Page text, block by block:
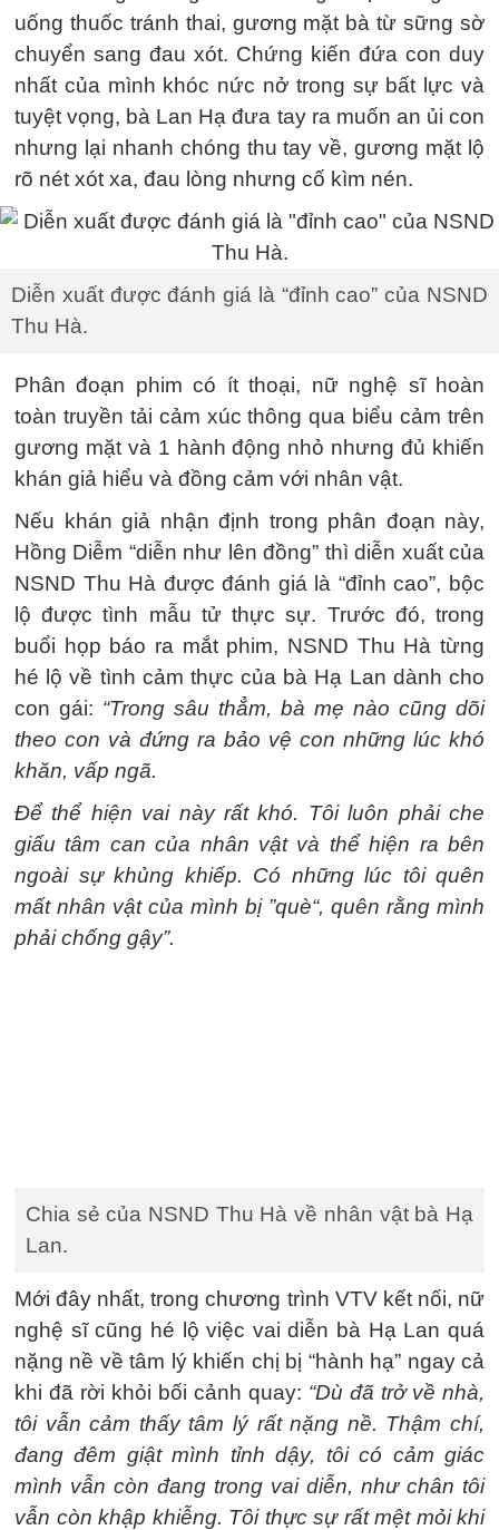
uống thuốc tránh thai, gương mặt bà từ sững sờ
chuyển sang đau xót. Chứng kiến đứa con duy
nhất của mình khóc nức nở trong sự bất lực và
tuyệt vọng, bà Lan Hạ đưa tay ra muốn an ủi con
nhưng lại nhanh chóng thu tay về, gương mặt lộ
rõ nét xót xa, đau lòng nhưng cố kìm nén.
Diễn xuất được đánh giá là “đỉnh cao” của NSND
Thu Hà.
Phân đoạn phim có ít thoại, nữ nghệ sĩ hoàn
toàn truyền tải cảm xúc thông qua biểu cảm trên
gương mặt và 1 hành động nhỏ nhưng đủ khiến
khán giả hiểu và đồng cảm với nhân vật.
Nếu khán giả nhận định trong phân đoạn này,
Hồng Diễm “diễn như lên đồng” thì diễn xuất của
NSND Thu Hà được đánh giá là “đỉnh cao”, bộc
lộ được tình mẫu tử thực sự. Trước đó, trong
buổi họp báo ra mắt phim, NSND Thu Hà từng
hé lộ về tình cảm thực của bà Hạ Lan dành cho
con gái: “Trong sâu thẳm, bà mẹ nào cũng dõi
theo con và đứng ra bảo vệ con những lúc khó
khăn, vấp ngã.
Để thể hiện vai này rất khó. Tôi luôn phải che
giấu tâm can của nhân vật và thể hiện ra bên
ngoài sự khủng khiếp. Có những lúc tôi quên
mất nhân vật của mình bị ”què“, quên rằng mình
phải chống gậy”.
Chia sẻ của NSND Thu Hà về nhân vật bà Hạ
Lan.
Mới đây nhất, trong chương trình VTV kết nối, nữ
nghệ sĩ cũng hé lộ việc vai diễn bà Hạ Lan quá
nặng nề về tâm lý khiến chị bị “hành hạ” ngay cả
khi đã rời khỏi bối cảnh quay: “Dù đã trở về nhà,
tôi vẫn cảm thấy tâm lý rất nặng nề. Thậm chí,
đang đêm giật mình tỉnh dậy, tôi có cảm giác
mình vẫn còn đang trong vai diễn, như chân tôi
vẫn còn khập khiễng. Tôi thực sự rất mệt mỏi khi